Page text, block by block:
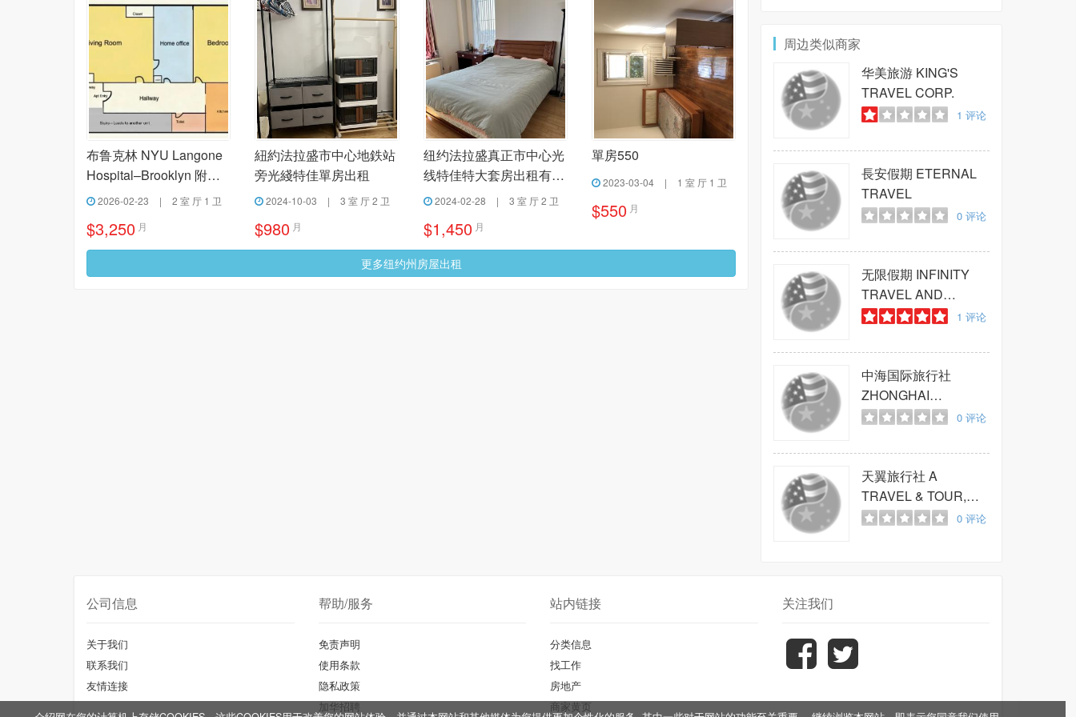
布鲁克林 NYU Langone
Hospital–Brooklyn 附近
两室一厅出租
2026-02-23 | 2 室 厅 1 卫
$3,250 月
紐約法拉盛市中心地鉄站
旁光綫特佳單房出租
2024-10-03 | 3 室 厅 2 卫
$980 月
纽约法拉盛真正市中心光
线特佳特大套房出租有电
梯2024-02-28 | 3 室 厅 2 卫
$1,450 月
單房550
2023-03-04 | 1 室 厅 1 卫
$550 月
更多纽约州房屋出租
周边类似商家
华美旅游 KING'S
TRAVEL CORP.
1 评论
長安假期 ETERNAL
TRAVEL
0 评论
无限假期 INFINITY
TRAVEL AND
TOURS INC
1 评论
中海国际旅行社
ZHONGHAI
INTERNATIONAL
0 评论
天翼旅行社 A
TRAVEL & TOUR,
INC
0 评论
公司信息
关于我们
联系我们
友情连接
帮助/服务
免责声明
使用条款
隐私政策
加华招聘
站内链接
分类信息
找工作
房地产
商家黄页
关注我们